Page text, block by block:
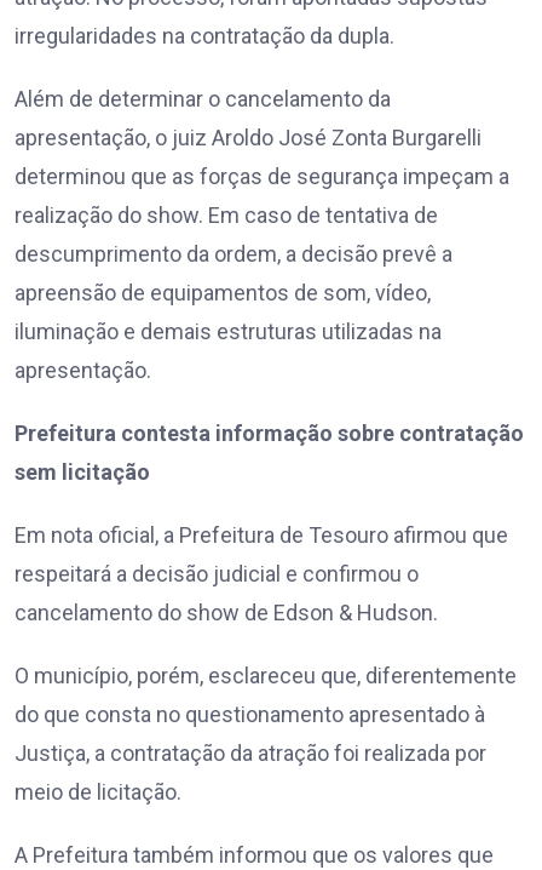
irregularidades na contratação da dupla.
Além de determinar o cancelamento da
apresentação, o juiz Aroldo José Zonta Burgarelli
determinou que as forças de segurança impeçam a
realização do show. Em caso de tentativa de
descumprimento da ordem, a decisão prevê a
apreensão de equipamentos de som, vídeo,
iluminação e demais estruturas utilizadas na
apresentação.
Prefeitura contesta informação sobre contratação
sem licitação
Em nota oficial, a Prefeitura de Tesouro afirmou que
respeitará a decisão judicial e confirmou o
cancelamento do show de Edson & Hudson.
O município, porém, esclareceu que, diferentemente
do que consta no questionamento apresentado à
Justiça, a contratação da atração foi realizada por
meio de licitação.
A Prefeitura também informou que os valores que